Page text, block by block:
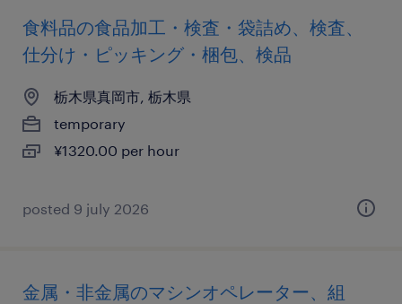
食料品の食品加工・検査・袋詰め、検査、
仕分け・ピッキング・梱包、検品
栃木県真岡市, 栃木県
temporary
¥1320.00 per hour
posted 9 july 2026
金属・非金属のマシンオペレーター、組